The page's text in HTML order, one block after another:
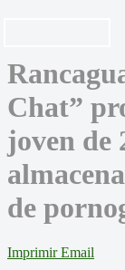
Chat”
joven de
de
Imprimir Email